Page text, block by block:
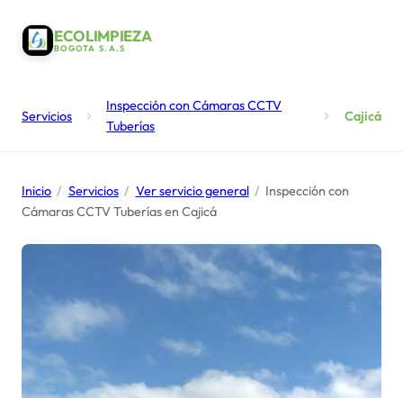
ECOLIMPIEZA
BOGOTA S.A.S
Servicios
Inspección con Cámaras CCTV
Tuberías
Cajicá
Inicio / Servicios / Ver servicio general / Inspección con
Cámaras CCTV Tuberías en Cajicá